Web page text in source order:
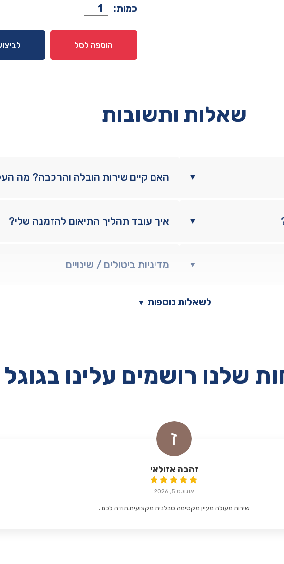
כמות: כמות
של
מיטה
דגם
מתנה
הוספה לסל
שאלות ותשובות
▼ האם קיים שירות הובלה והרכבה? מה
▼ איך עובד תהליך התיאום להזמנה שלי?
▼ מדיניות ביטולים / שינויים
▼ לשאלות נוספות
שלנו רושמים עלינו בגוגל
זהבה אזולאי
אוגוסט 5, 2026
שירות מעולה מעיין מקסימה סבלנית מקצועית.תודה לכם .